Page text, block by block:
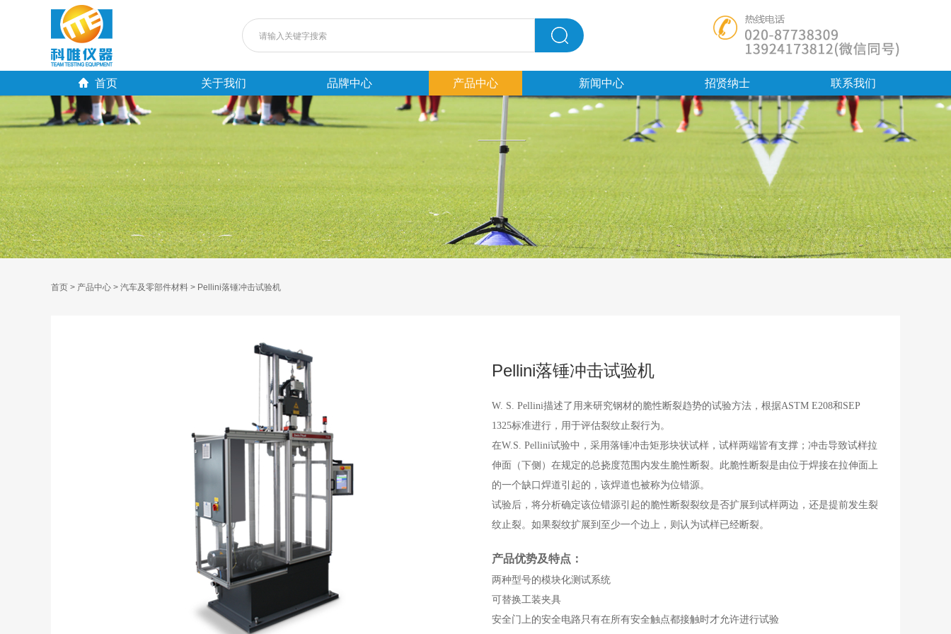
首页 关于我们 品牌中心 产品中心 新闻中心 招贤纳士 联系我们
首页 > 产品中心 > 汽车及零部件材料 > Pellini落锤冲击试验机
Pellini落锤冲击试验机
W. S. Pellini描述了用来研究钢材的脆性断裂趋势的试验方法，根据ASTM E208和SEP
1325标准进行，用于评估裂纹止裂行为。
在W.S. Pellini试验中，采用落锤冲击矩形块状试样，试样两端皆有支撑；冲击导致试样拉
伸面（下侧）在规定的总挠度范围内发生脆性断裂。此脆性断裂是由位于焊接在拉伸面上
的一个缺口焊道引起的，该焊道也被称为位错源。
试验后，将分析确定该位错源引起的脆性断裂裂纹是否扩展到试样两边，还是提前发生裂
纹止裂。如果裂纹扩展到至少一个边上，则认为试样已经断裂。
产品优势及特点：
两种型号的模块化测试系统
可替换工装夹具
安全门上的安全电路只有在所有安全触点都接触时才允许进行试验